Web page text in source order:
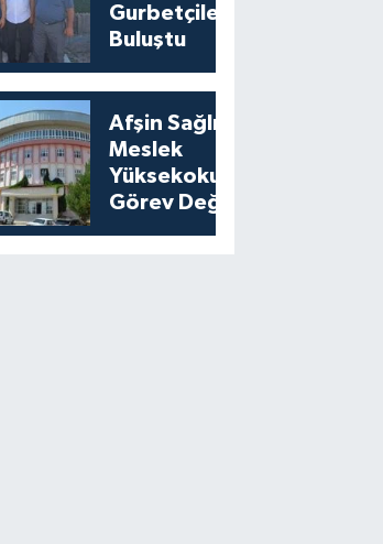
Gurbetçilerle
Buluştu
Afşin Sağlık ve
Meslek
Yüksekokullarında
Görev Değişikliği